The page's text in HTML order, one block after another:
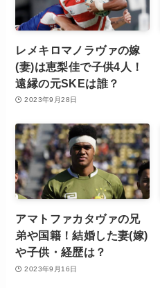
レメキロマノラヴァの嫁
(妻)は恵梨佳で子供4人！
遠縁の元SKEは誰？
2023年9月28日
アマトファカタヴァの兄
弟や国籍！結婚した妻(嫁)
や子供・経歴は？
2023年9月16日